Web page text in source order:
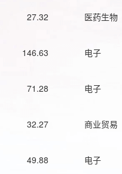
27.32 医药生物
146.63 电子
71.28 电子
32.27 商业贸易
49.88 电子